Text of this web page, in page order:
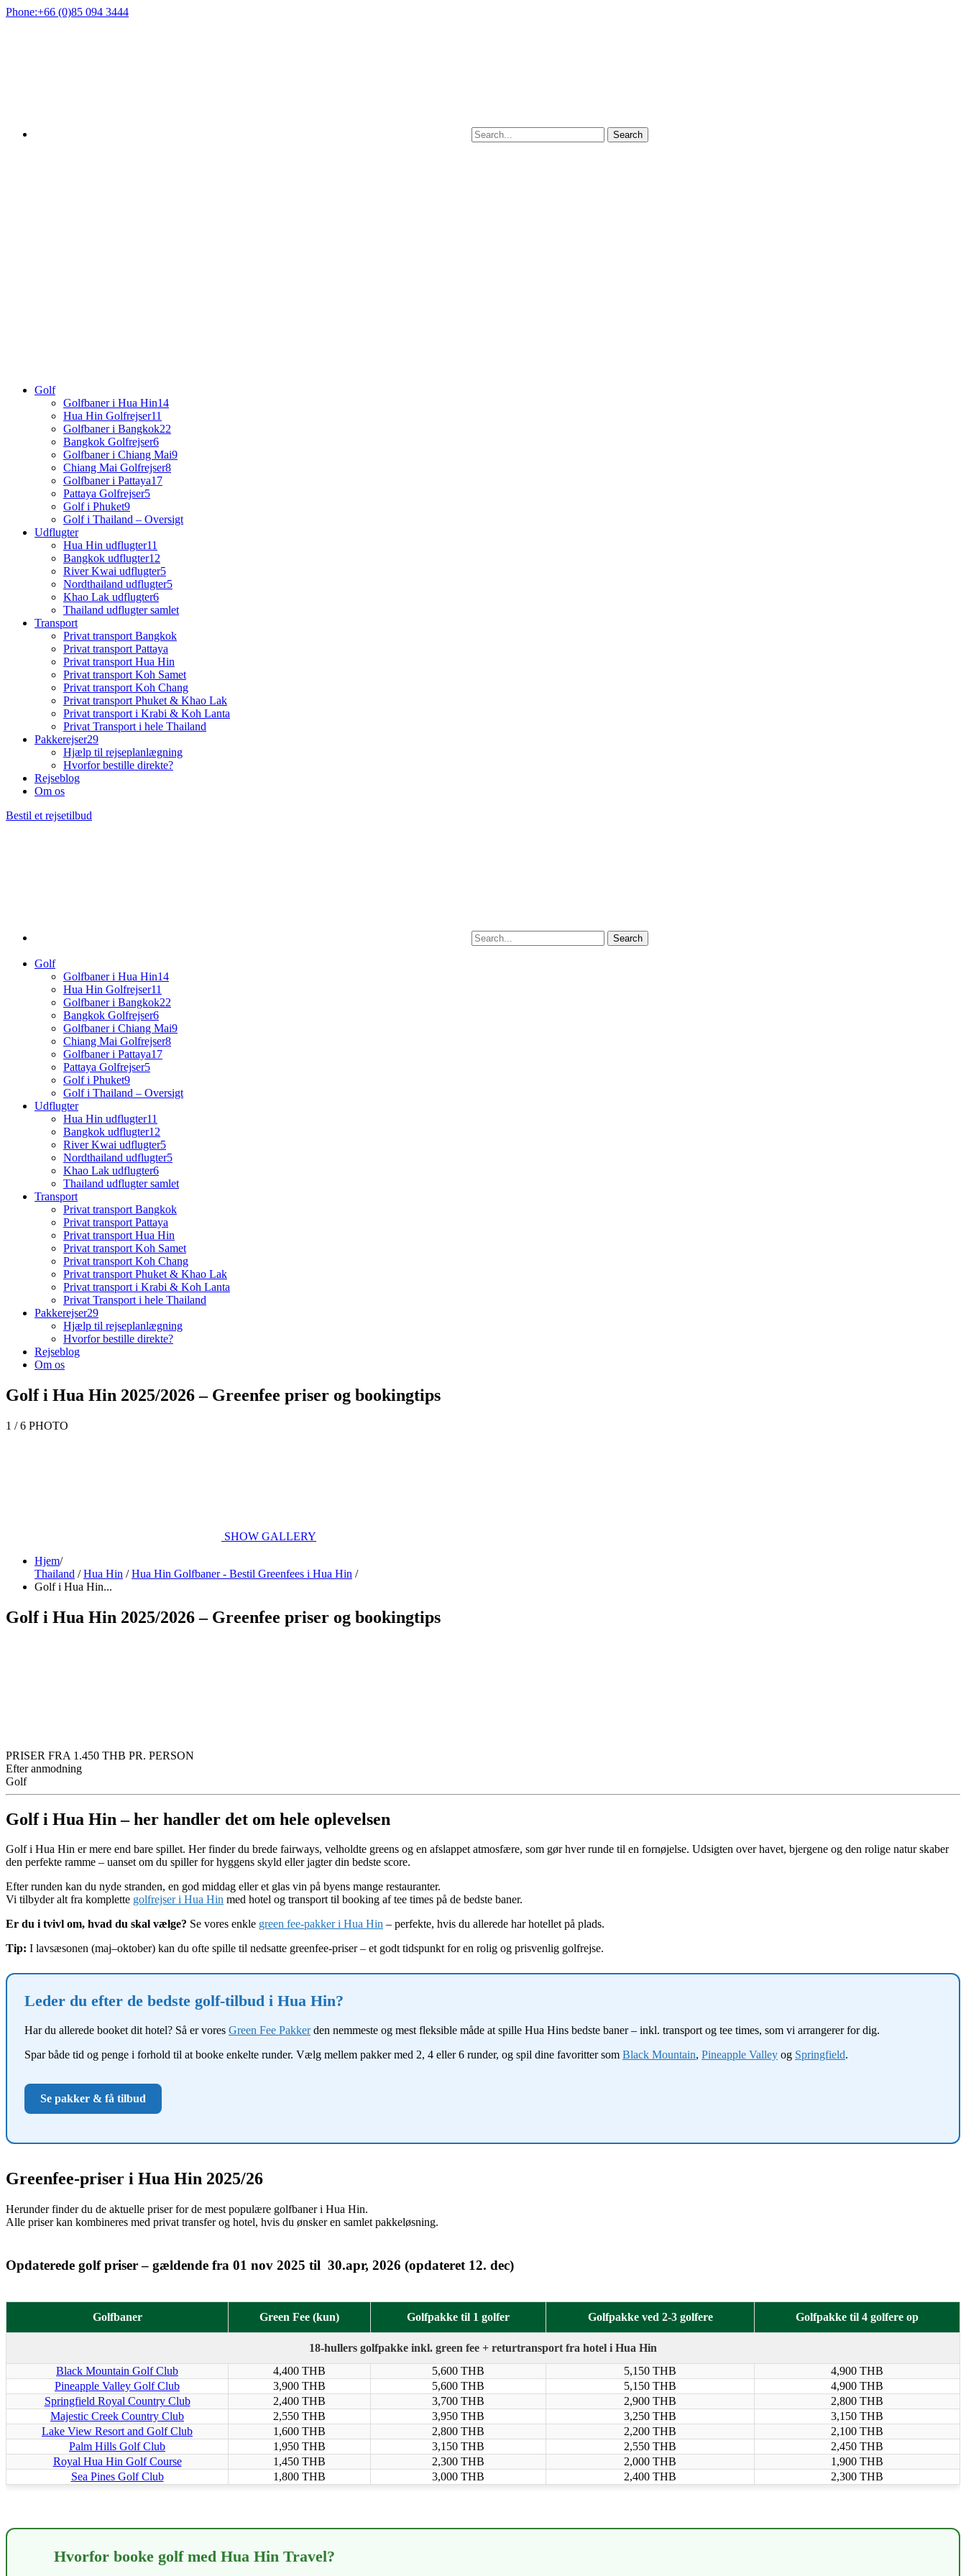
Phone:+66 (0)85 094 3444
Golf
Golfbaner i Hua Hin14
Hua Hin Golfrejser11
Golfbaner i Bangkok22
Bangkok Golfrejser6
Golfbaner i Chiang Mai9
Chiang Mai Golfrejser8
Golfbaner i Pattaya17
Pattaya Golfrejser5
Golf i Phuket9
Golf i Thailand – Oversigt
Udflugter
Hua Hin udflugter11
Bangkok udflugter12
River Kwai udflugter5
Nordthailand udflugter5
Khao Lak udflugter6
Thailand udflugter samlet
Transport
Privat transport Bangkok
Privat transport Pattaya
Privat transport Hua Hin
Privat transport Koh Samet
Privat transport Koh Chang
Privat transport Phuket & Khao Lak
Privat transport i Krabi & Koh Lanta
Privat Transport i hele Thailand
Pakkerejser29
Hjælp til rejseplanlægning
Hvorfor bestille direkte?
Rejseblog
Om os
Bestil et rejsetilbud
Golf
Golfbaner i Hua Hin14
Hua Hin Golfrejser11
Golfbaner i Bangkok22
Bangkok Golfrejser6
Golfbaner i Chiang Mai9
Chiang Mai Golfrejser8
Golfbaner i Pattaya17
Pattaya Golfrejser5
Golf i Phuket9
Golf i Thailand – Oversigt
Udflugter
Hua Hin udflugter11
Bangkok udflugter12
River Kwai udflugter5
Nordthailand udflugter5
Khao Lak udflugter6
Thailand udflugter samlet
Transport
Privat transport Bangkok
Privat transport Pattaya
Privat transport Hua Hin
Privat transport Koh Samet
Privat transport Koh Chang
Privat transport Phuket & Khao Lak
Privat transport i Krabi & Koh Lanta
Privat Transport i hele Thailand
Pakkerejser29
Hjælp til rejseplanlægning
Hvorfor bestille direkte?
Rejseblog
Om os
Golf i Hua Hin 2025/2026 – Greenfee priser og bookingtips
1 / 6 PHOTO
SHOW GALLERY
Hjem/
Thailand / Hua Hin / Hua Hin Golfbaner - Bestil Greenfees i Hua Hin /
Golf i Hua Hin...
Golf i Hua Hin 2025/2026 – Greenfee priser og bookingtips
PRISER FRA 1.450 THB PR. PERSON
Efter anmodning
Golf
Golf i Hua Hin – her handler det om hele oplevelsen
Golf i Hua Hin er mere end bare spillet. Her finder du brede fairways, velholdte greens og en afslappet atmosfære, som gør hver runde til en fornøjelse. Udsigten over havet, bjergene og den rolige natur skaber
den perfekte ramme – uanset om du spiller for hyggens skyld eller jagter din bedste score.
Efter runden kan du nyde stranden, en god middag eller et glas vin på byens mange restauranter.
Vi tilbyder alt fra komplette golfrejser i Hua Hin med hotel og transport til booking af tee times på de bedste baner.
Er du i tvivl om, hvad du skal vælge? Se vores enkle green fee-pakker i Hua Hin – perfekte, hvis du allerede har hotellet på plads.
Tip: I lavsæsonen (maj–oktober) kan du ofte spille til nedsatte greenfee-priser – et godt tidspunkt for en rolig og prisvenlig golfrejse.
Leder du efter de bedste golf-tilbud i Hua Hin?
Har du allerede booket dit hotel? Så er vores Green Fee Pakkerden nemmeste og mest fleksible måde at spille Hua Hins bedste baner – inkl. transport og tee times, som vi arrangerer for dig.
Spar både tid og penge i forhold til at booke enkelte runder. Vælg mellem pakker med 2, 4 eller 6 runder, og spil dine favoritter som Black Mountain, Pineapple Valley og Springfield.
Se pakker & få tilbud
Greenfee-priser i Hua Hin 2025/26
Herunder finder du de aktuelle priser for de mest populære golfbaner i Hua Hin.
Alle priser kan kombineres med privat transfer og hotel, hvis du ønsker en samlet pakkeløsning.
Opdaterede golf priser – gældende fra 01 nov 2025 til 30.apr, 2026 (opdateret 12. dec)
Golfbaner Green Fee (kun) Golfpakke til 1 golfer Golfpakke ved 2-3 golfere Golfpakke til 4 golfere op
18-hullers golfpakke inkl. green fee + returtransport fra hotel i Hua Hin
Black Mountain Golf Club
4,400 THB 5,600 THB 5,150 THB
4,900 THB
Pineapple Valley Golf Club
3,900 THB 5,600 THB 5,150 THB
4,900 THB
Springfield Royal Country Club
2,400 THB 3,700 THB 2,900 THB
2,800 THB
Majestic Creek Country Club
2,550 THB 3,950 THB 3,250 THB
3,150 THB
Lake View Resort and Golf Club
1,600 THB 2,800 THB 2,200 THB
2,100 THB
Palm Hills Golf Club
1,950 THB 3,150 THB 2,550 THB
2,450 THB
Royal Hua Hin Golf Course
1,450 THB 2,300 THB 2,000 THB
1,900 THB
Sea Pines Golf Club
1,800 THB 3,000 THB 2,400 THB 2,300 THB
Hvorfor booke golf med Hua Hin Travel?